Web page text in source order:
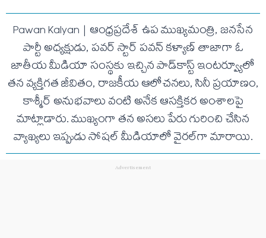
Pawan Kalyan | ఆంధ్రప్రదేశ్ ఉప ముఖ్యమంత్రి, జనసేన
పార్టీ అధ్యక్షుడు, పవర్ స్టార్ పవన్ కళ్యాణ్ తాజాగా ఓ
జాతీయ మీడియా సంస్థకు ఇచ్చిన పాడ్‌కాస్ట్ ఇంటర్వ్యూలో
తన వ్యక్తిగత జీవితం, రాజకీయ ఆలోచనలు, సినీ ప్రయాణం,
కాశ్మీర్ అనుభవాలు వంటి అనేక ఆసక్తికర అంశాలపై
మాట్లాడారు. ముఖ్యంగా తన అసలు పేరు గురించి చేసిన
వ్యాఖ్యలు ఇప్పుడు సోషల్ మీడియాలో వైరల్‌గా మారాయి.